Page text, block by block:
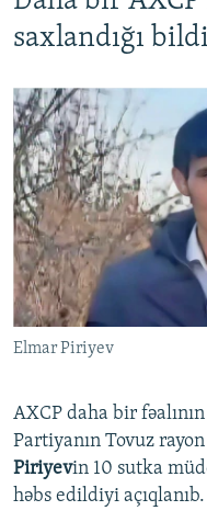
saxlandığı
Elmar Piriyev
AXCP daha bir
Partiyanın Tovuz
Piriyevin 10 sutka
həbs edildiyi açıqlanıb.